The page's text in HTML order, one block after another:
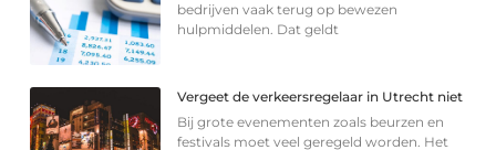
bedrijven vaak terug op bewezen
hulpmiddelen. Dat geldt
Vergeet de verkeersregelaar in Utrecht niet
Bij grote evenementen zoals beurzen en
festivals moet veel geregeld worden. Het